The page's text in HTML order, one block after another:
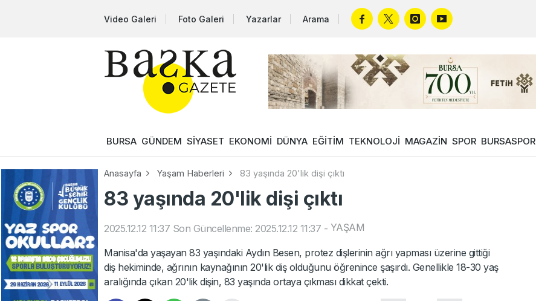
Video Galeri Foto Galeri Yazarlar Arama
BURSA GÜNDEM SİYASET EKONOMİ DÜNYA EĞİTİM TEKNOLOJİ MAGAZİN SPOR BURSASPOR
Anasayfa Yaşam Haberleri 83 yaşında 20'lik dişi çıktı
83 yaşında 20'lik dişi çıktı
2025.12.12 11:37 Son Güncellenme: 2025.12.12 11:37 - YAŞAM
Manisa'da yaşayan 83 yaşındaki Aydın Besen, protez dişlerinin ağrı yapması üzerine gittiği
diş hekiminde, ağrının kaynağının 20'lik diş olduğunu öğrenince şaşırdı. Genellikle 18-30 yaş
aralığında çıkan 20'lik dişin, 83 yaşında ortaya çıkması dikkat çekti.